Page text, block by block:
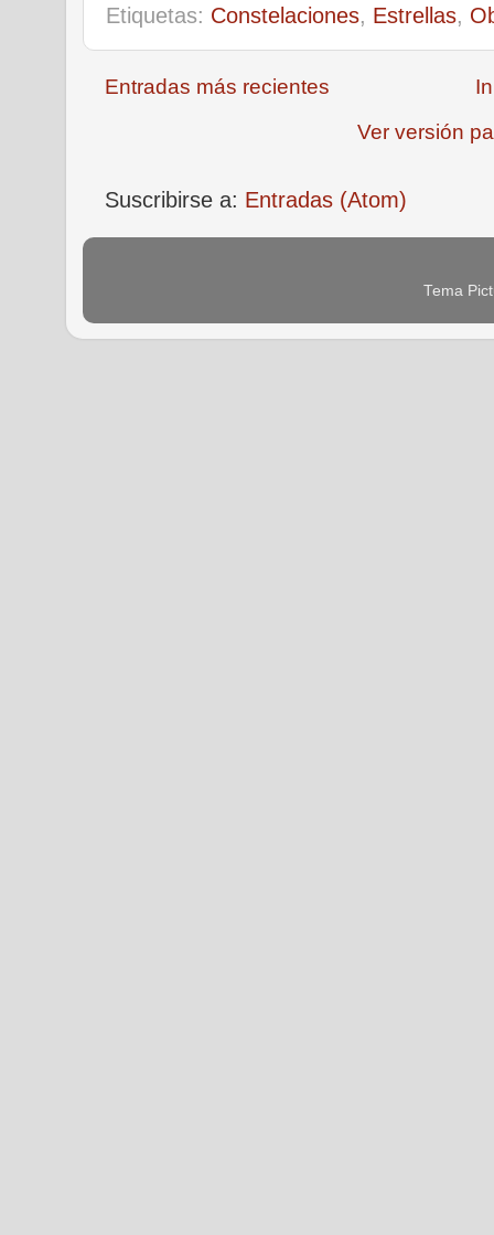
Etiquetas: Constelaciones, Estrellas,
Entradas más recientes
Ver versión
Suscribirse a: Entradas (Atom)
Tema